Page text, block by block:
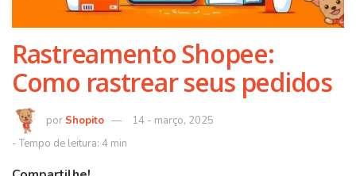
Rastreamento Shopee:
Como rastrear seus pedidos
Shopito 14 - março, 2025